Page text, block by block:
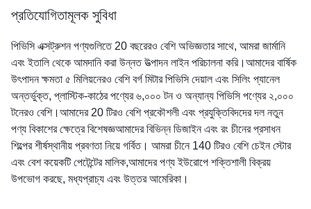
প্রতিযোগিতামূলক সুবিধা
পিভিসি এক্সট্রুশন পণ্যগুলিতে 20 বছরেরও বেশি অভিজ্ঞতার সাথে, আমরা জার্মানি
এবং ইতালি থেকে আমদানি করা উন্নত উত্পাদন লাইন পরিচালনা করি।আমাদের বার্ষিক
উৎপাদন ক্ষমতা ৫ মিলিয়নেরও বেশি বর্গ মিটার পিভিসি দেয়াল এবং সিলিং প্যানেল
অন্তর্ভুক্ত, প্লাস্টিক-কাঠের পণ্যের ৬,০০০ টন ও অন্যান্য পিভিসি পণ্যের ২,০০০
টনেরও বেশি।আমাদের 20 টিরও বেশি প্রকৌশলী এবং প্রযুক্তিবিদদের দল নতুন
পণ্য বিকাশের ক্ষেত্রে বিশেষজ্ঞআমাদের বিভিন্ন ডিজাইন এবং রং চীনের প্রসাধন
শিল্পের শীর্ষস্থানীয় প্রবণতা নিয়ে গর্বিত। আমরা চীনে 140 টিরও বেশি চেইন স্টোর
এবং বেশ কয়েকটি পেটেন্টের মালিক,আমাদের পণ্য ইউরোপে শক্তিশালী বিক্রয়
উপভোগ করছে, মধ্যপ্রাচ্য এবং উত্তর আমেরিকা।